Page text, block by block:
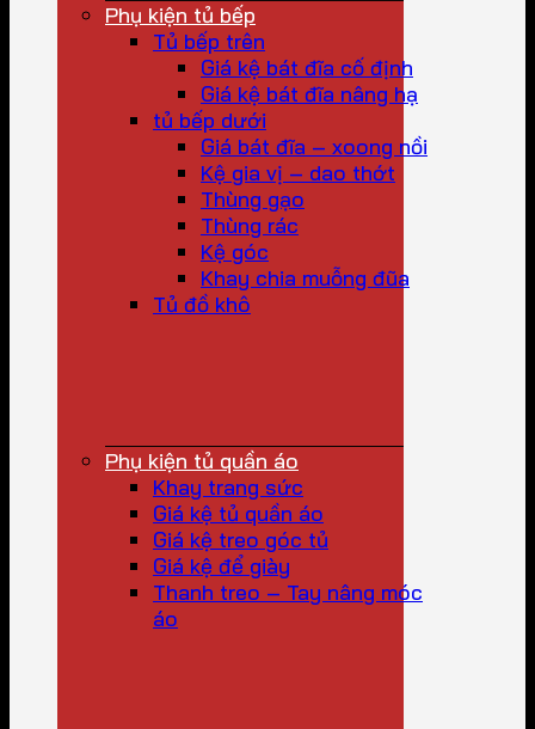
Phụ kiện tủ bếp
Tủ bếp trên
Giá kệ bát đĩa cố định
Giá kệ bát đĩa nâng hạ
tủ bếp dưới
Giá bát đĩa – xoong nồi
Kệ gia vị – dao thớt
Thùng gạo
Thùng rác
Kệ góc
Khay chia muỗng đũa
Tủ đồ khô
Phụ kiện tủ quần áo
Khay trang sức
Giá kệ tủ quần áo
Giá kệ treo góc tủ
Giá kệ để giày
Thanh treo – Tay nâng móc
áo